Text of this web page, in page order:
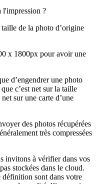
l'impression ?
de la photo d’origine
x 1800px pour avoir une
d’engendrer une photo
c’est net sur la taille
sur une carte d’une
des photos récupérées
très compressées
invitons à vérifier dans vos
stockées dans le cloud.
définition sont dans votre